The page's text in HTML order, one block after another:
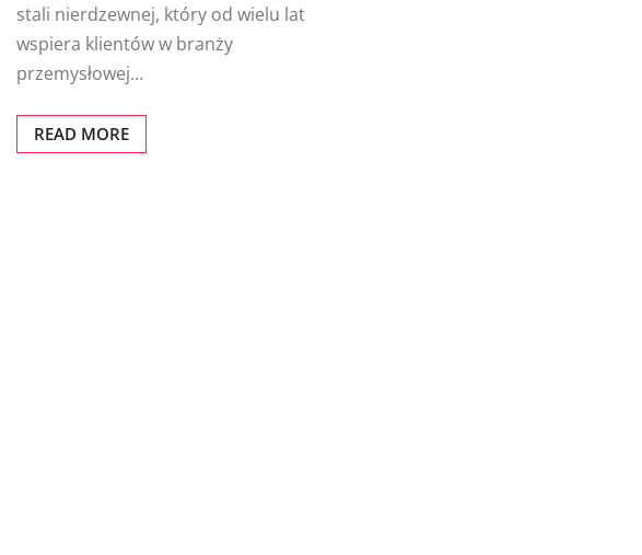
stali nierdzewnej, który od wielu lat
wspiera klientów w branży
przemysłowej…
READ MORE